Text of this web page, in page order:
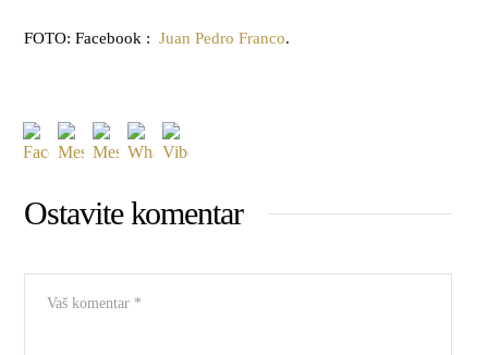
FOTO: Facebook : Juan Pedro Franco.
Ostavite komentar